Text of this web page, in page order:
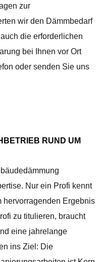
zur
wir den Dämmbedarf
die erforderlichen
bei Ihnen vor Ort
oder senden Sie uns
RUND UM
Nur ein Profi kennt
hervorragenden Ergebnis
zu titulieren, braucht
eine jahrelange
ins Ziel: Die